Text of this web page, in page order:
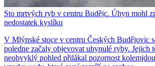
Sto mrtvých ryb v centru Budějc. Úhyn mohl
nedostatek kyslíku
V Mlýnské stoce v centru Českých Budějovic
poledne začaly objevovat uhynulé ryby. Jejich
neobvyklý pohled přilákal pozornost